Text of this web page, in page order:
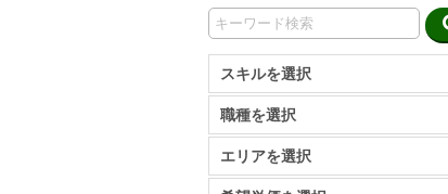
スキルを選択
職種を選択
エリアを選択